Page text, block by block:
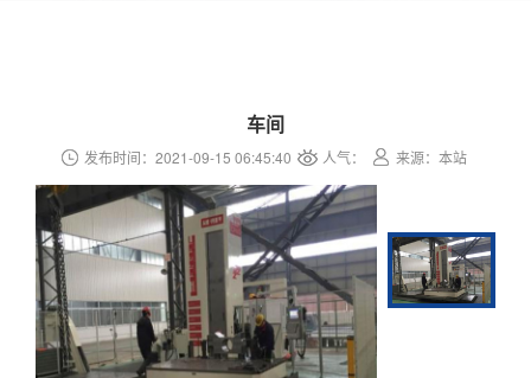
车间
发布时间：2021-09-15 06:45:40 人气： 来源：本站